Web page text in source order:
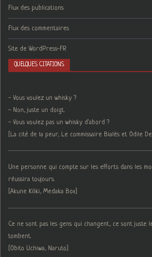
Flux des publications
Flux des commentaires
Site de WordPress-FR
QUELQUES CITATIONS
- Vous voulez un whisky ?
- Non, juste un doigt.
- Vous voulez pas un whisky d'abord ?
[La cité de la peur, Le commissaire Bialès et Odile
Une personne qui compte sur les efforts dans les
réussira toujours.
[Akune Kōki, Medaka Box]
Ce ne sont pas les gens qui changent, ce sont juste
tombent.
[Obito Uchiwa, Naruto]